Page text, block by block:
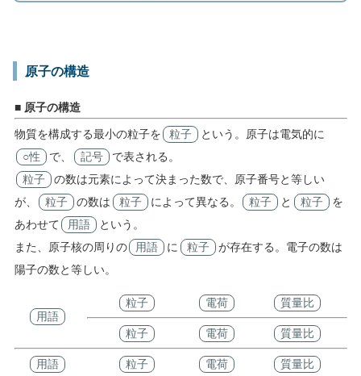
原子の構造
■ 原子の構造
物質を構成する最小の粒子を 粒子
という。原子は電気的に
○性
で、 記号
で表される。
粒子
の数は元素によって決まった数で、原子番号と等しい
が、
粒子 の数は 粒子 によって異なる。 粒子 と 粒子
を
あわせて
用語
という。
また、原子核の周りの
用語 に 粒子
が存在する。電子の数は
陽子の数と等しい。
用語
粒子 電荷 質量比
粒子 電荷 質量比
用語 粒子 電荷 質量比